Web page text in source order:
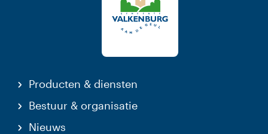
Producten & diensten
Bestuur & organisatie
Nieuws